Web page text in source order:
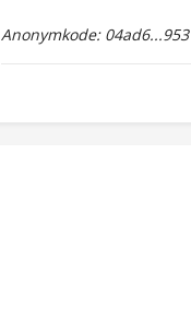
Anonymkode: 04ad6...953